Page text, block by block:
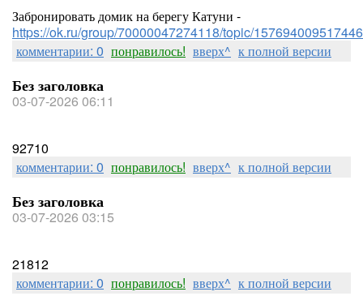
Забронировать домик на берегу Катуни -
https://ok.ru/group/70000047274118/topic/157694009517446
комментарии: 0 понравилось! вверх^ к полной версии
Без заголовка
03-07-2026 06:11
92710
комментарии: 0 понравилось! вверх^ к полной версии
Без заголовка
03-07-2026 03:15
21812
комментарии: 0 понравилось! вверх^ к полной версии